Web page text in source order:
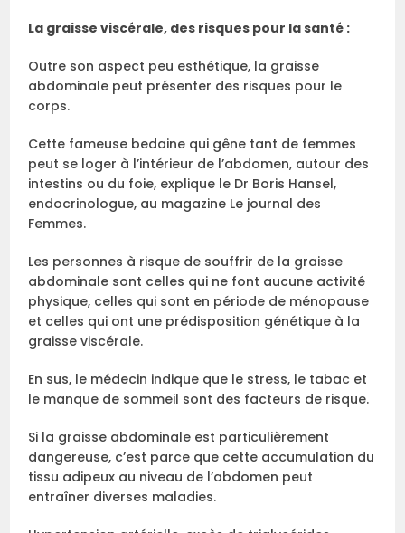
La graisse viscérale, des risques pour la santé :
Outre son aspect peu esthétique, la graisse
abdominale peut présenter des risques pour le
corps.
Cette fameuse bedaine qui gêne tant de femmes
peut se loger à l’intérieur de l’abdomen, autour des
intestins ou du foie, explique le Dr Boris Hansel,
endocrinologue, au magazine Le journal des
Femmes.
Les personnes à risque de souffrir de la graisse
abdominale sont celles qui ne font aucune activité
physique, celles qui sont en période de ménopause
et celles qui ont une prédisposition génétique à la
graisse viscérale.
En sus, le médecin indique que le stress, le tabac et
le manque de sommeil sont des facteurs de risque.
Si la graisse abdominale est particulièrement
dangereuse, c’est parce que cette accumulation du
tissu adipeux au niveau de l’abdomen peut
entraîner diverses maladies.